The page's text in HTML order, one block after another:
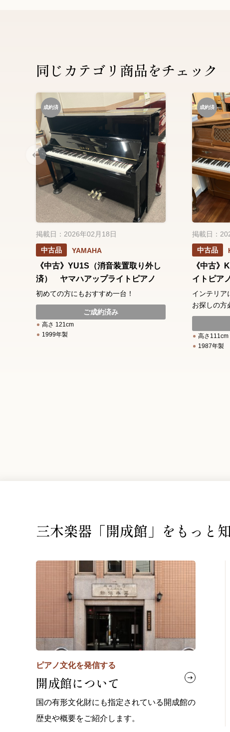
同じカテゴリ商品をチェック
成約済
掲載日：2026年02月18日
中古品
YAMAHA
《中古》YU1S（消音装置取り外し
済） ヤマハアップライトピアノ
初めての方にもおすすめ一台！
ご成約済み
高さ 121cm
1999年製
成約済
掲載日：
中古品
《中古
イトピア
インテリア
お探しの方
高さ111cm
1987年製
三木楽器「開成館」を もっと
ピアノ文化を発信する
開成館について
国の有形文化財にも指定されている開成館の
歴史や概要をご紹介します。